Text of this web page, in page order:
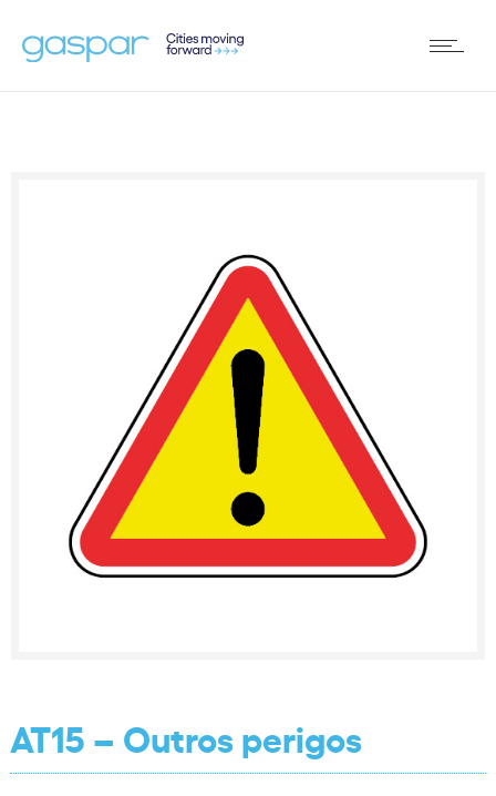
AT15 – Outros perigos